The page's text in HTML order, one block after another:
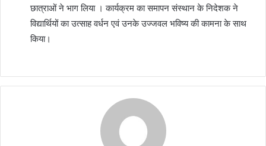
छात्राओं ने भाग लिया । कार्यक्रम का समापन संस्थान के निदेशक ने
विद्यार्थियों का उत्साह वर्धन एवं उनके उज्जवल भविष्य की कामना के साथ
किया।